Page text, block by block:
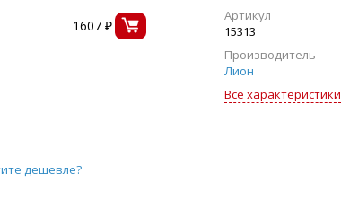
1607 ₽
Артикул
15313
Производитель
Лион
Все характеристики
дешевле?